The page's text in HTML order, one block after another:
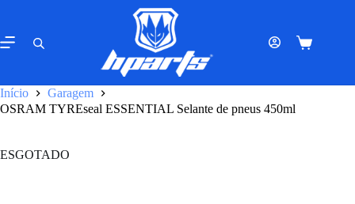
o
conteúdo
Carrinho
Início
Garagem
OSRAM TYREseal ESSENTIAL Selante de pneus 450ml
ESGOTADO